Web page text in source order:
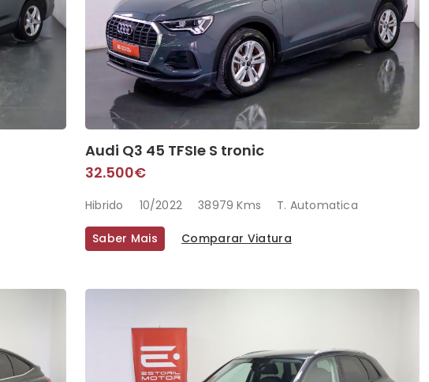
Audi Q3 45 TFSIe S tronic
32.500€
Hibrido 10/2022 38979 Kms T. Automatica
Saber Mais Comparar Viatura